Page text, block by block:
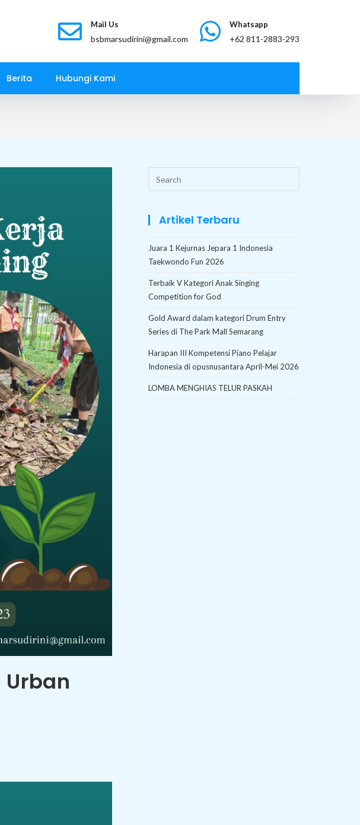
Mail Us
bsbmarsudirini@gmail.com
Whatsapp
Berita Hubungi Kami
Artikel Terbaru
Juara 1 Kejurnas Jepara 1 Indonesia
Taekwondo Fun 2026
Terbaik V Kategori Anak Singing
Competition for God
Gold Award dalam kategori Drum Entry
Series di The Park Mall Semarang
Harapan III Kompetensi Piano Pelajar
Indonesia di opusnusantara April-Mei 2026
LOMBA MENGHIAS TELUR PASKAH